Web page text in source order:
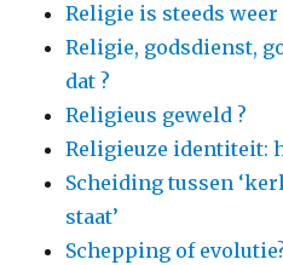
Religie is steeds
Religie, godsdienst,
dat ?
Religieus geweld ?
Religieuze identiteit:
Scheiding tussen
staat’
Schepping of